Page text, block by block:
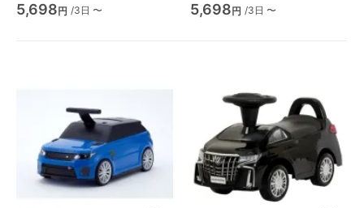
5,698円 /3日 〜 5,698円 /3日 〜